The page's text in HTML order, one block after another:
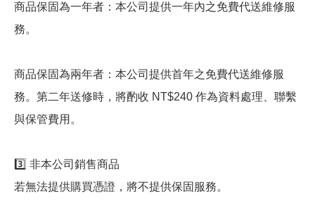
商品保固為一年者：本公司提供一年內之免費代送維修服
務。
商品保固為兩年者：本公司提供首年之免費代送維修服
務。第二年送修時，將酌收 NT$240 作為資料處理、聯繫
與保管費用。
3️⃣ 非本公司銷售商品
若無法提供購買憑證，將不提供保固服務。